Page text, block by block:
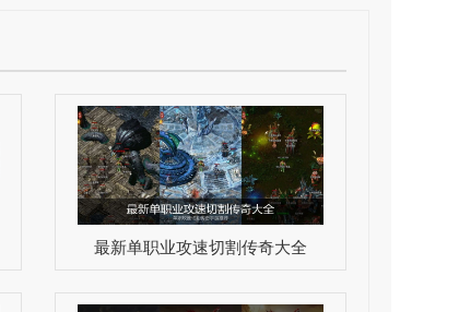
最新单职业攻速切割传奇大全